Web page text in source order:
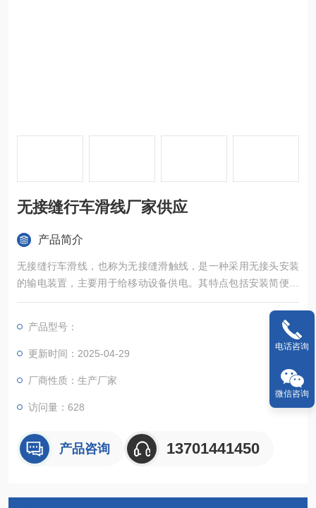
无接缝行车滑线厂家供应
产品简介
无接缝行车滑线‌，也称为无接缝滑触线，是一种采用无接头安装
的输电装置，主要用于给移动设备供电。其特点包括安装简便、
省时，运行平稳且速度快，噪音低。无接缝滑触线通常使用无氧
产品型号：
更新时间：2025-04-29
厂商性质：生产厂家
访问量：628
产品咨询 13701441450
电话咨询
微信咨询